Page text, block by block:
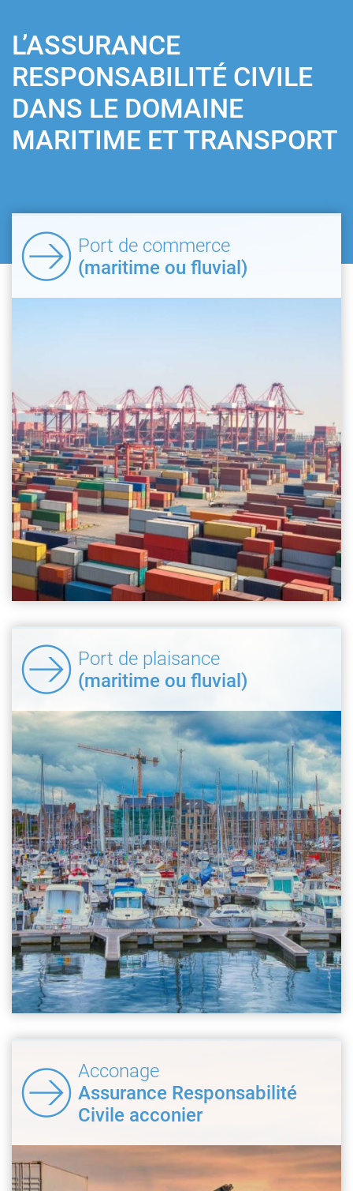
L’ASSURANCE
RESPONSABILITÉ CIVILE
DANS LE DOMAINE
MARITIME ET TRANSPORT
Port de commerce
(maritime ou fluvial)
Port de plaisance
(maritime ou fluvial)
Acconage
Assurance Responsabilité
Civile acconier